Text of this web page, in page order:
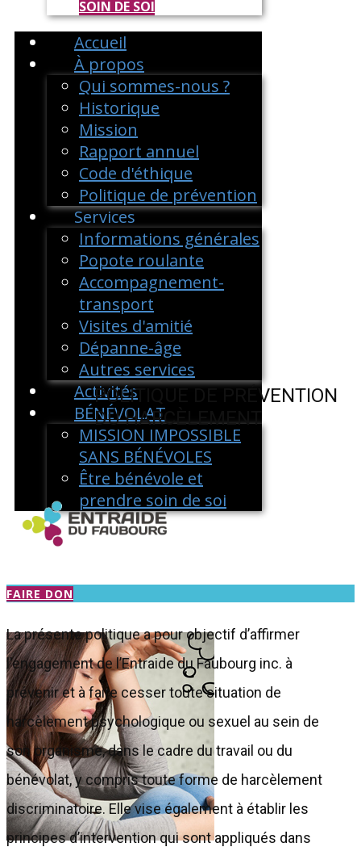
SOIN DE SOI
Accueil
À propos
Qui sommes-nous ?
Historique
Mission
Rapport annuel
Code d'éthique
Politique de prévention
Services
Informations générales
Popote roulante
Accompagnement-
transport
Visites d'amitié
Dépanne-âge
Autres services
Activités
BÉNÉVOLAT
MISSION IMPOSSIBLE
SANS BÉNÉVOLES
Être bénévole et
prendre soin de soi
FAIRE DON
POLITIQUE DE PRÉVENTION
DU HARCÈLEMENT
La présente politique a pour objectif d’affirmer
l'engagement de l’Entraide du Faubourg inc. à
prévenir et à faire cesser toute situation de
harcèlement psychologique ou sexuel au sein de
son organisme, dans le cadre du travail ou du
bénévolat, y compris toute forme de harcèlement
discriminatoire. Elle vise également à établir les
principes d’intervention qui sont appliqués dans